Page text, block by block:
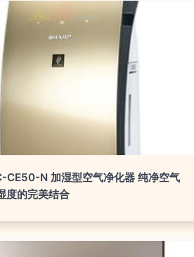
CE50-N 加湿型空气净化器 纯净空气
度的完美结合